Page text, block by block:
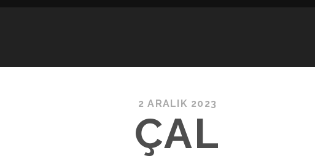
2 ARALIK 2023
ÇAL